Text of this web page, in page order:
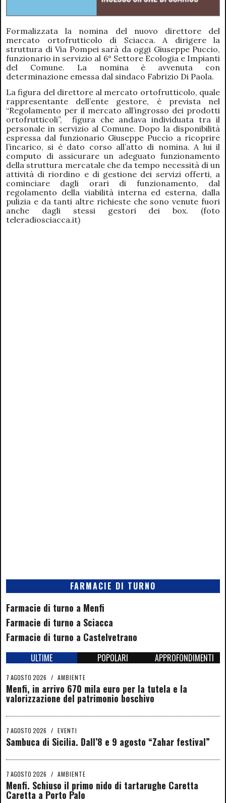
Formalizzata la nomina del nuovo direttore del
mercato ortofrutticolo di Sciacca. A dirigere la
struttura di Via Pompei sarà da oggi Giuseppe Puccio,
funzionario in servizio al 6° Settore Ecologia e Impianti
del Comune. La nomina è avvenuta con
determinazione emessa dal sindaco Fabrizio Di Paola.
La figura del direttore al mercato ortofrutticolo, quale
rappresentante dell’ente gestore, è prevista nel
“Regolamento per il mercato all’ingrosso dei prodotti
ortofrutticoli”, figura che andava individuata tra il
personale in servizio al Comune. Dopo la disponibilità
espressa dal funzionario Giuseppe Puccio a ricoprire
l’incarico, si è dato corso all’atto di nomina. A lui il
computo di assicurare un adeguato funzionamento
della struttura mercatale che da tempo necessità di un
attività di riordino e di gestione dei servizi offerti, a
cominciare dagli orari di funzionamento, dal
regolamento della viabilità interna ed esterna, dalla
pulizia e da tanti altre richieste che sono venute fuori
anche dagli stessi gestori dei box. (foto
teleradiosciacca.it)
FARMACIE DI TURNO
Farmacie di turno a Menfi
Farmacie di turno a Sciacca
Farmacie di turno a Castelvetrano
ULTIME POPOLARI APPROFONDIMENTI
7 AGOSTO 2026 / AMBIENTE
Menfi, in arrivo 670 mila euro per la tutela e la
valorizzazione del patrimonio boschivo
7 AGOSTO 2026 / EVENTI
Sambuca di Sicilia. Dall’8 e 9 agosto “Zahar festival”
7 AGOSTO 2026 / AMBIENTE
Menfi. Schiuso il primo nido di tartarughe Caretta
Caretta a Porto Palo